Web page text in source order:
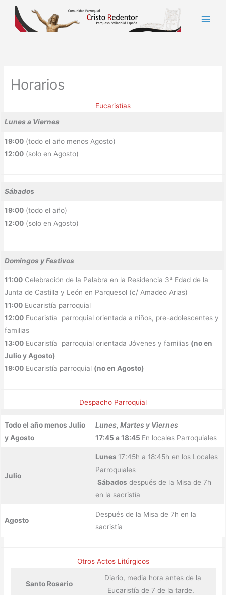
contenido
Horarios
Eucaristías
Lunes a Viernes
19:00(todo el año menos Agosto)
12:00(solo en Agosto)
Sábados
19:00(todo el año)
12:00(solo en Agosto)
Domingos y Festivos
11:00Celebración de la Palabra en la Residencia 3ª Edad de la
Junta de Castilla y León en Parquesol (c/ Amadeo Arias)
11:00Eucaristía parroquial
12:00Eucaristía parroquial orientada a niños, pre-adolescentes y
familias
13:00Eucaristía parroquial orientada Jóvenes y familias (no en
Julio y Agosto)
19:00Eucaristía parroquial (no en Agosto)
Despacho Parroquial
Todo el año menos Julio
y Agosto
Lunes, Martes y Viernes
17:45 a 18:45 En locales Parroquiales
Julio
Lunes 17:45h a 18:45h en los Locales
Parroquiales
Sábados después de la Misa de 7h
en la sacristía
Agosto
Después de la Misa de 7h en la
sacristía
Otros Actos Litúrgicos
Santo Rosario
Diario, media hora antes de la
Eucaristía de 7 de la tarde.